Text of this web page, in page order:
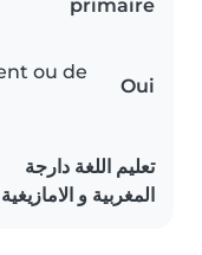
primaire
ou de
Oui
تعليم اللغة دارجة
المغربية و الامازيغية